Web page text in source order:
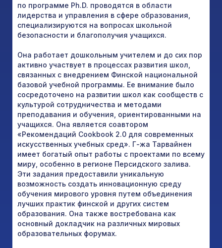
по программе Ph.D. проводятся в области
лидерства и управления в сфере образования,
специализируются на вопросах школьной
безопасности и благополучия учащихся.
Она работает дошкольным учителем и до сих пор
активно участвует в процессах развития школ,
связанных с внедрением Финской национальной
базовой учебной программы. Ее внимание было
сосредоточено на развитии школ как сообществ с
культурой сотрудничества и методами
преподавания и обучения, ориентированными на
учащихся. Она является соавтором
«Рекомендаций Cookbook 2.0 для современных
искусственных учебных сред». Г-жа Тарвайнен
имеет богатый опыт работы с проектами по всему
миру, особенно в регионе Персидского залива.
Эти задания предоставили уникальную
возможность создать инновационную среду
обучения мирового уровня путем объединения
лучших практик финской и других систем
образования. Она также востребована как
основный докладчик на различных мировых
образовательных форумах.